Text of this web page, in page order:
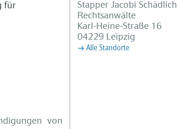
für
von
Stapper Jacobi Schädlich
Rechtsanwälte
Karl-Heine-Straße 16
04229 Leipzig
Alle Standorte